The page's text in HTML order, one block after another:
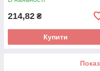
214,82 ₴
Купити